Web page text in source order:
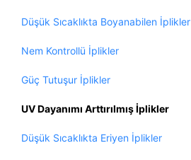
Düşük Sıcaklıkta Boyanabilen İplikler
Nem Kontrollü İplikler
Güç Tutuşur İplikler
UV Dayanımı Arttırılmış İplikler
Düşük Sıcaklıkta Eriyen İplikler